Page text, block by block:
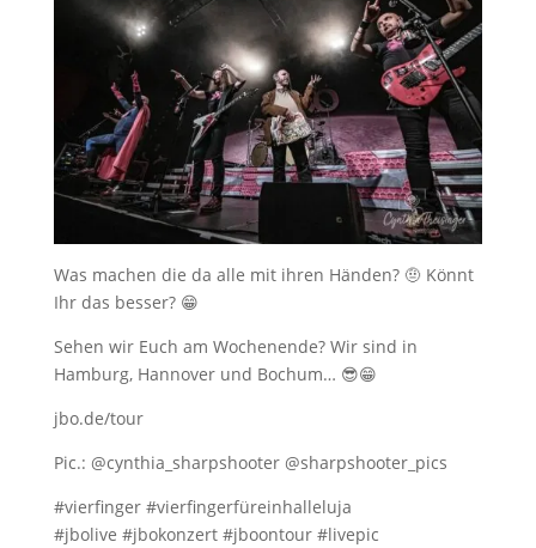
Was machen die da alle mit ihren Händen? 🤨 Könnt
Ihr das besser? 😁
Sehen wir Euch am Wochenende? Wir sind in
Hamburg, Hannover und Bochum… 😎😁
jbo.de/tour
Pic.: @cynthia_sharpshooter @sharpshooter_pics
#vierfinger #vierfingerfüreinhalleluja
#jbolive #jbokonzert #jboontour #livepic